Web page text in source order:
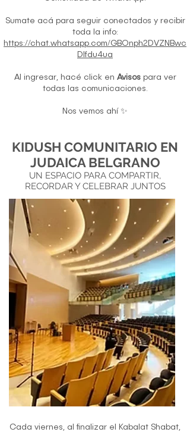
Sumate acá para seguir conectados y recibir
toda la info:
https://chat.whatsapp.com/GBOnph2DVZNBwc
Dlfdu4ua
Al ingresar, hacé click en Avisos para ver
todas las comunicaciones.
Nos vemos ahí ✨
KIDUSH COMUNITARIO EN
JUDAICA BELGRANO
UN ESPACIO PARA COMPARTIR,
RECORDAR Y CELEBRAR JUNTOS
Cada viernes, al finalizar el Kabalat Shabat,